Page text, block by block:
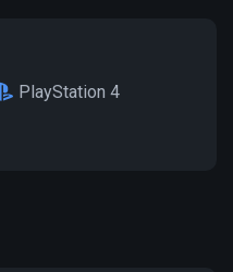
PlayStation 4